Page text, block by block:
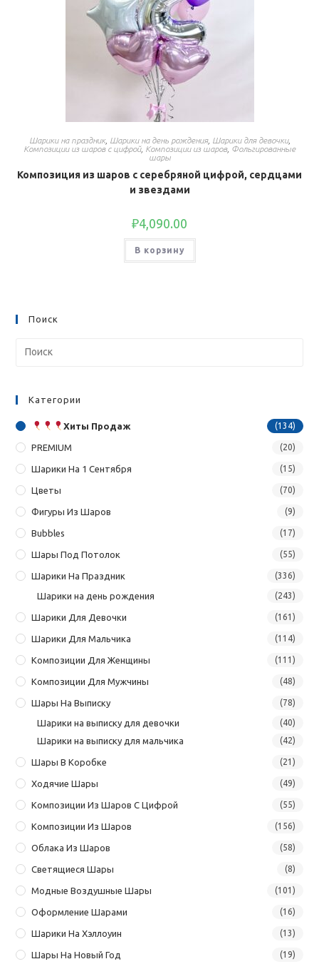
Шарики на праздник, Шарики на день рождения, Шарики для девочки,
Композиции из шаров с цифрой, Композиции из шаров, Фольгированные
шары
Композиция из шаров с серебряной цифрой, сердцами
и звездами
₽4,090.00
В корзину
Поиск
Категории
Хиты Продаж (134)
PREMIUM (20)
Шарики На 1 Сентября (15)
Цветы (70)
Фигуры Из Шаров (9)
Bubbles (17)
Шары Под Потолок (55)
Шарики На Праздник (336)
Шарики на день рождения (243)
Шарики Для Девочки (161)
Шарики Для Мальчика (114)
Композиции Для Женщины (111)
Композиции Для Мужчины (48)
Шары На Выписку (78)
Шарики на выписку для девочки (40)
Шарики на выписку для мальчика (42)
Шары В Коробке (21)
Ходячие Шары (49)
Композиции Из Шаров С Цифрой (55)
Композиции Из Шаров (156)
Облака Из Шаров (58)
Светящиеся Шары (8)
Модные Воздушные Шары (101)
Оформление Шарами (16)
Шарики На Хэллоуин (13)
Шары На Новый Год (19)